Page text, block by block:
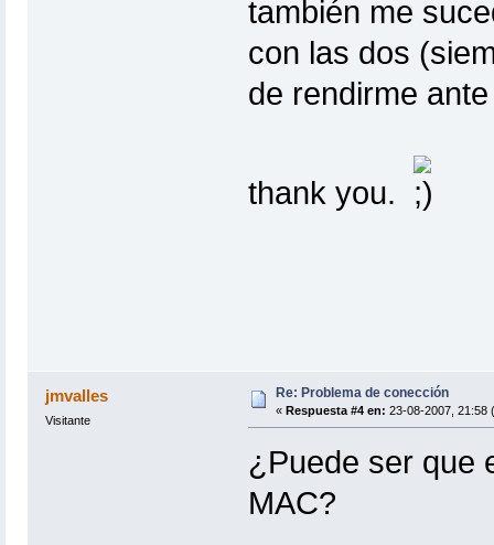
también me
con las dos
de rendirme
thank you.
jmvalles
Visitante
Re: Problema de conección
« Respuesta #4 en: 23-08-2007, 21:58
¿Puede ser que
MAC?